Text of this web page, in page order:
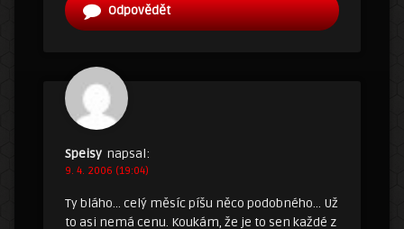
Odpovědět
Speisy napsal:
9. 4. 2006 (19:04)
Ty bláho… celý měsíc píšu něco podobného… Už
to asi nemá cenu. Koukám, že je to sen každé z